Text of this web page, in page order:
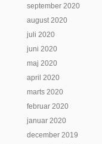
september 2020
august 2020
juli 2020
juni 2020
maj 2020
april 2020
marts 2020
februar 2020
januar 2020
december 2019